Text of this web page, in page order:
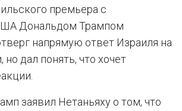
премьера с
Дональдом Трампом
напрямую ответ Израиля на
но дал понять, что хочет
заявил Нетаньяху о том, что